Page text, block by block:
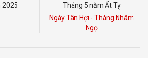
2025
Tháng 5 năm Ất Tỵ
Ngày Tân Hợi - Tháng Nhâm
Ngọ